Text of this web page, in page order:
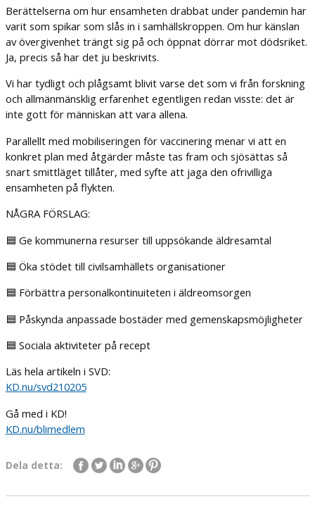
Berättelserna om hur ensamheten drabbat under pandemin har
varit som spikar som slås in i samhällskroppen. Om hur känslan
av övergivenhet trängt sig på och öppnat dörrar mot dödsriket.
Ja, precis så har det ju beskrivits.
Vi har tydligt och plågsamt blivit varse det som vi från forskning
och allmänmänsklig erfarenhet egentligen redan visste: det är
inte gott för människan att vara allena.
Parallellt med mobiliseringen för vaccinering menar vi att en
konkret plan med åtgärder måste tas fram och sjösättas så
snart smittläget tillåter, med syfte att jaga den ofrivilliga
ensamheten på flykten.
NÅGRA FÖRSLAG:
🟦 Ge kommunerna resurser till uppsökande äldresamtal
🟦 Öka stödet till civilsamhällets organisationer
🟦 Förbättra personalkontinuiteten i äldreomsorgen
🟦 Påskynda anpassade bostäder med gemenskapsmöjligheter
🟦 Sociala aktiviteter på recept
Läs hela artikeln i SVD:
KD.nu/svd210205
Gå med i KD!
KD.nu/blimedlem
Dela detta: